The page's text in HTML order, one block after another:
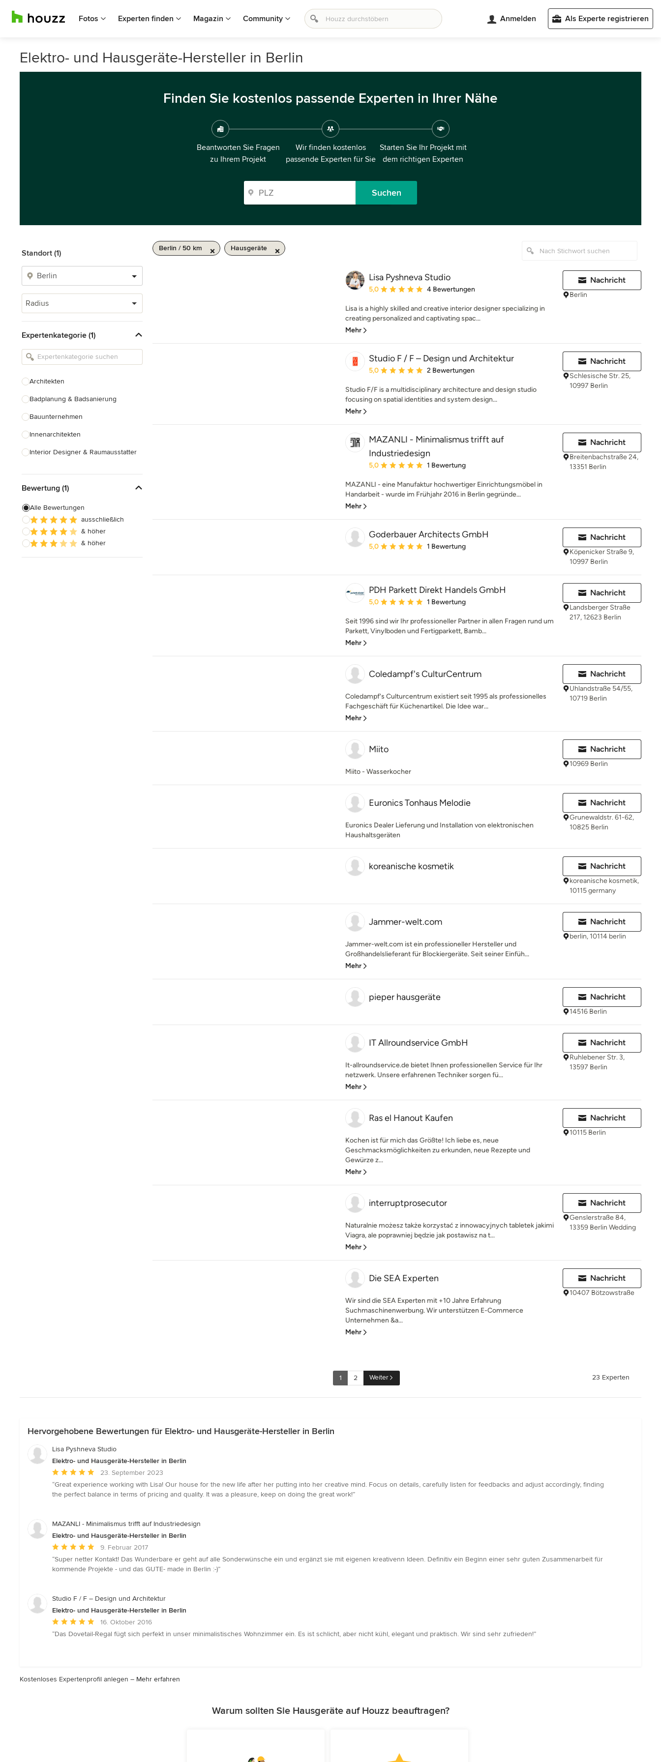
Fotos Experten finden Magazin Community Anmelden Als Experte registrieren
Elektro- und Hausgeräte-Hersteller in Berlin
Finden Sie kostenlos passende Experten in Ihrer Nähe
Beantworten Sie Fragen
zu Ihrem Projekt
Wir finden kostenlos
passende Experten für Sie
Starten Sie Ihr Projekt mit
dem richtigen Experten
Suchen
Standort (1)
Radius
Expertenkategorie (1)
Architekten
Badplanung & Badsanierung
Bauunternehmen
Innenarchitekten
Interior Designer & Raumausstatter
Landschaftsarchitekten
Armaturen & Sanitärbedarf
Beleuchtung
Einbauschränke
Bewertung (1)
Alle Bewertungen
ausschließlich
& höher
& höher
Berlin / 50 km Hausgeräte
Lisa Pyshneva Studio
Durchschnittliche Bewertung: 5 von 5 Sternen
5,0 4 Bewertungen
Lisa is a highly skilled and creative interior designer specializing in
creating personalized and captivating spac...
Mehr
Nachricht
Berlin
Studio F / F – Design und Architektur
Durchschnittliche Bewertung: 5 von 5 Sternen
5,0 2 Bewertungen
Studio F/F is a multidisciplinary architecture and design studio
focusing on spatial identities and system design...
Mehr
Nachricht
Schlesische Str. 25,
10997 Berlin
MAZANLI - Minimalismus trifft auf
Industriedesign
Durchschnittliche Bewertung: 5 von 5 Sternen
5,0 1 Bewertung
MAZANLI - eine Manufaktur hochwertiger Einrichtungsmöbel in
Handarbeit - wurde im Frühjahr 2016 in Berlin gegründe...
Mehr
Nachricht
Breitenbachstraße 24,
13351 Berlin
Goderbauer Architects GmbH
Durchschnittliche Bewertung: 5 von 5 Sternen
5,0 1 Bewertung
Nachricht
Köpenicker Straße 9,
10997 Berlin
PDH Parkett Direkt Handels GmbH
Durchschnittliche Bewertung: 5 von 5 Sternen
5,0 1 Bewertung
Seit 1996 sind wir Ihr professioneller Partner in allen Fragen rund um
Parkett, Vinylboden und Fertigparkett, Bamb...
Mehr
Nachricht
Landsberger Straße
217, 12623 Berlin
Coledampf's CulturCentrum
Coledampf's Culturcentrum existiert seit 1995 als professionelles
Fachgeschäft für Küchenartikel. Die Idee war...
Mehr
Nachricht
Uhlandstraße 54/55,
10719 Berlin
Miito
Miito - Wasserkocher
Nachricht
10969 Berlin
Euronics Tonhaus Melodie
Euronics Dealer Lieferung und Installation von elektronischen
Haushaltsgeräten
Nachricht
Grunewaldstr. 61-62,
10825 Berlin
koreanische kosmetik Nachricht
koreanische kosmetik,
10115 germany
Jammer-welt.com
Jammer-welt.com ist ein professioneller Hersteller und
Großhandelslieferant für Blockiergeräte. Seit seiner Einfüh...
Mehr
Nachricht
berlin, 10114 berlin
pieper hausgeräte Nachricht
14516 Berlin
IT Allroundservice GmbH
It-allroundservice.de bietet Ihnen professionellen Service für Ihr
netzwerk. Unsere erfahrenen Techniker sorgen fü...
Mehr
Nachricht
Ruhlebener Str. 3,
13597 Berlin
Ras el Hanout Kaufen
Kochen ist für mich das Größte! Ich liebe es, neue
Geschmacksmöglichkeiten zu erkunden, neue Rezepte und
Gewürze z...
Mehr
Nachricht
10115 Berlin
interruptprosecutor
Naturalnie możesz także korzystać z innowacyjnych tabletek jakimi
Viagra, ale poprawniej będzie jak postawisz na t...
Mehr
Nachricht
Genslerstraße 84,
13359 Berlin Wedding
Die SEA Experten
Wir sind die SEA Experten mit +10 Jahre Erfahrung
Suchmaschinenwerbung. Wir unterstützen E-Commerce
Unternehmen &a...
Mehr
Nachricht
10407 Bötzowstraße
1 2 Weiter 23 Experten
Hervorgehobene Bewertungen für Elektro- und Hausgeräte-Hersteller in Berlin
Lisa Pyshneva Studio
Elektro- und Hausgeräte-Hersteller in Berlin
Durchschnittliche
Bewertung:
5
Sternen
23. September 2023
“Great experience working with Lisa! Our house for the new life after her putting into her creative mind. Focus on details, carefully listen for feedbacks and adjust accordingly, finding
the perfect balance in terms of pricing and quality. It was a pleasure, keep on doing the great work!”
MAZANLI - Minimalismus trifft auf Industriedesign
Elektro- und Hausgeräte-Hersteller in Berlin
Durchschnittliche
Bewertung:
5
Sternen
9. Februar 2017
“Super netter Kontakt! Das Wunderbare er geht auf alle Sonderwünsche ein und ergänzt sie mit eigenen kreativenn Ideen. Definitiv ein Beginn einer sehr guten Zusammenarbeit für
kommende Projekte - und das GUTE- made in Berlin :-)”
Studio F / F – Design und Architektur
Elektro- und Hausgeräte-Hersteller in Berlin
Durchschnittliche
Bewertung:
16. Oktober 2016
“Das Dovetail-Regal fügt sich perfekt in unser minimalistisches Wohnzimmer ein. Es ist schlicht, aber nicht kühl, elegant und praktisch. Wir sind sehr zufrieden!”
Kostenloses Expertenprofil anlegen – Mehr erfahren
Warum sollten Sie Hausgeräte auf Houzz beauftragen?